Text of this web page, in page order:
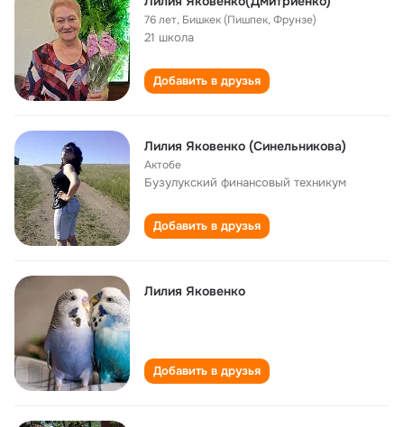
76 лет, Бишкек (Пишпек, Фрунзе)
21 школа
Добавить в друзья
Лилия Яковенко (Синельникова)
Актобе
Бузулукский финансовый техникум
Добавить в друзья
Лилия Яковенко
Добавить в друзья